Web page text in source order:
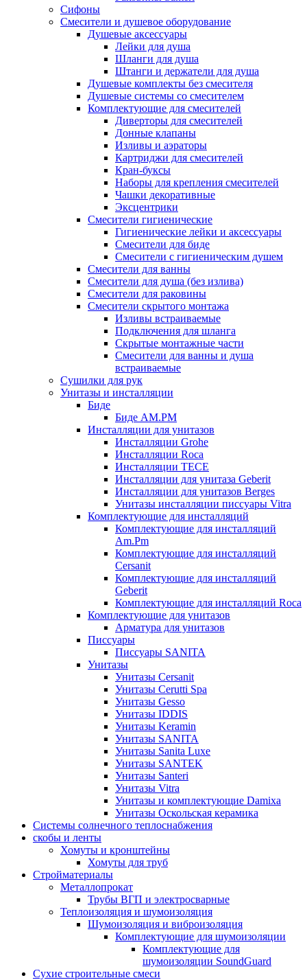
Сифоны
Смесители и душевое оборудование
Душевые аксессуары
Лейки для душа
Шланги для душа
Штанги и держатели для душа
Душевые комплекты без смесителя
Душевые системы со смесителем
Комплектующие для смесителей
Диверторы для смесителей
Донные клапаны
Изливы и аэраторы
Картриджи для смесителей
Кран-буксы
Наборы для крепления смесителей
Чашки декоративные
Эксцентрики
Смесители гигиенические
Гигиенические лейки и аксессуары
Смесители для биде
Смесители с гигиеническим душем
Смесители для ванны
Смесители для душа (без излива)
Смесители для раковины
Смесители скрытого монтажа
Изливы встраиваемые
Подключения для шланга
Скрытые монтажные части
Смесители для ванны и душа
встраиваемые
Сушилки для рук
Унитазы и инсталляции
Биде
Биде AM.PM
Инсталляции для унитазов
Инсталляции Grohe
Инсталляции Roca
Инсталляции TECE
Инсталляции для унитаза Geberit
Инсталляции для унитазов Berges
Унитазы инсталляции писсуары Vitra
Комплектующие для инсталляций
Комплектующие для инсталляций
Am.Pm
Комплектующие для инсталляций
Cersanit
Комплектующие для инсталляций
Geberit
Комплектующие для инсталляций Roca
Комплектующие для унитазов
Арматура для унитазов
Писсуары
Писсуары SANITA
Унитазы
Унитазы Cersanit
Унитазы Cerutti Spa
Унитазы Gesso
Унитазы IDDIS
Унитазы Keramin
Унитазы SANITA
Унитазы Sanita Luxe
Унитазы SANTEK
Унитазы Santeri
Унитазы Vitra
Унитазы и комплектующие Damixa
Унитазы Оскольская керамика
Системы солнечного теплоснабжения
скобы и ленты
Хомуты и кронштейны
Хомуты для труб
Стройматериалы
Металлопрокат
Трубы ВГП и электросварные
Теплоизоляция и шумоизоляция
Шумоизоляция и виброизоляция
Комплектующие для шумоизоляции
Комплектующие для
шумоизоляции SoundGuard
Сухие строительные смеси